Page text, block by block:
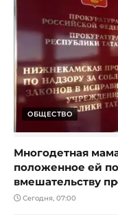
ОБЩЕСТВО
Многодетная
положенное ей
вмешательству
Сегодня, 07:00